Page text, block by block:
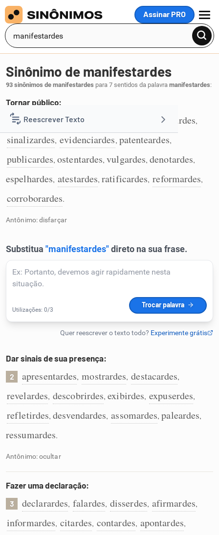
Assinar PRO
MENU
Reescrever Texto
Resumir Texto
Corrigir Texto
Detector de IA
Cata-letras
Conexões
Dicionário
Sinônimos
Sinônimo de manifestardes
93 sinônimos de manifestardes para 7 sentidos da palavra manifestardes:
Tornar público:
1 demonstrardes, exteriorizardes,
sinalizardes, evidenciardes, patenteardes,
publicardes,ostentardes,vulgardes,denotardes,
espelhardes, atestardes,ratificardes, reformardes,
corroborardes.
Antônimo: disfarçar
Dar sinais de sua presença:
2 apresentardes, mostrardes, destacardes,
revelardes, descobrirdes,exibirdes, expuserdes,
refletirdes,desvendardes, assomardes,paleardes,
ressumardes.
Antônimo: ocultar
Fazer uma declaração:
3 declarardes, falardes, disserdes, afirmardes,
informardes, citardes, contardes, apontardes,